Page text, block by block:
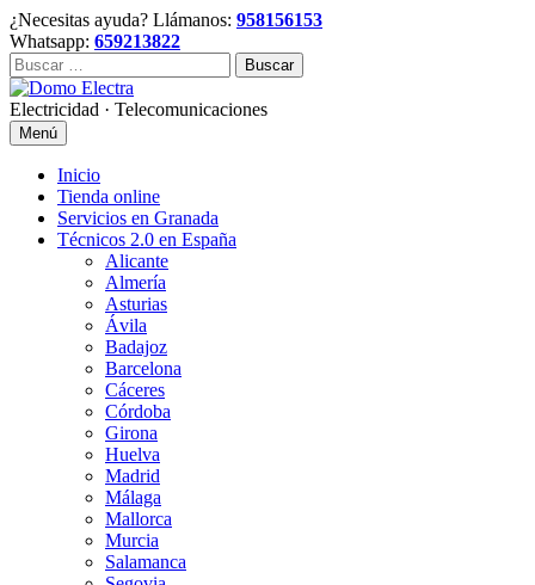
Skip
to
content
¿Necesitas ayuda? Llámanos: 958156153
Whatsapp: 659213822
Buscar:
Electricidad · Telecomunicaciones
Menú
Inicio
Tienda online
Servicios en Granada
Técnicos 2.0 en España
Alicante
Almería
Asturias
Ávila
Badajoz
Barcelona
Cáceres
Córdoba
Girona
Huelva
Madrid
Málaga
Mallorca
Murcia
Salamanca